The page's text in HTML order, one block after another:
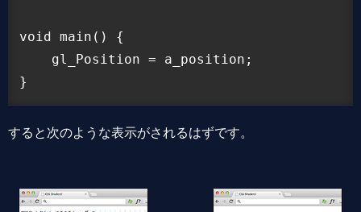
void main() {
    gl_Position = a_position;
すると次のような表示がされるはずです。